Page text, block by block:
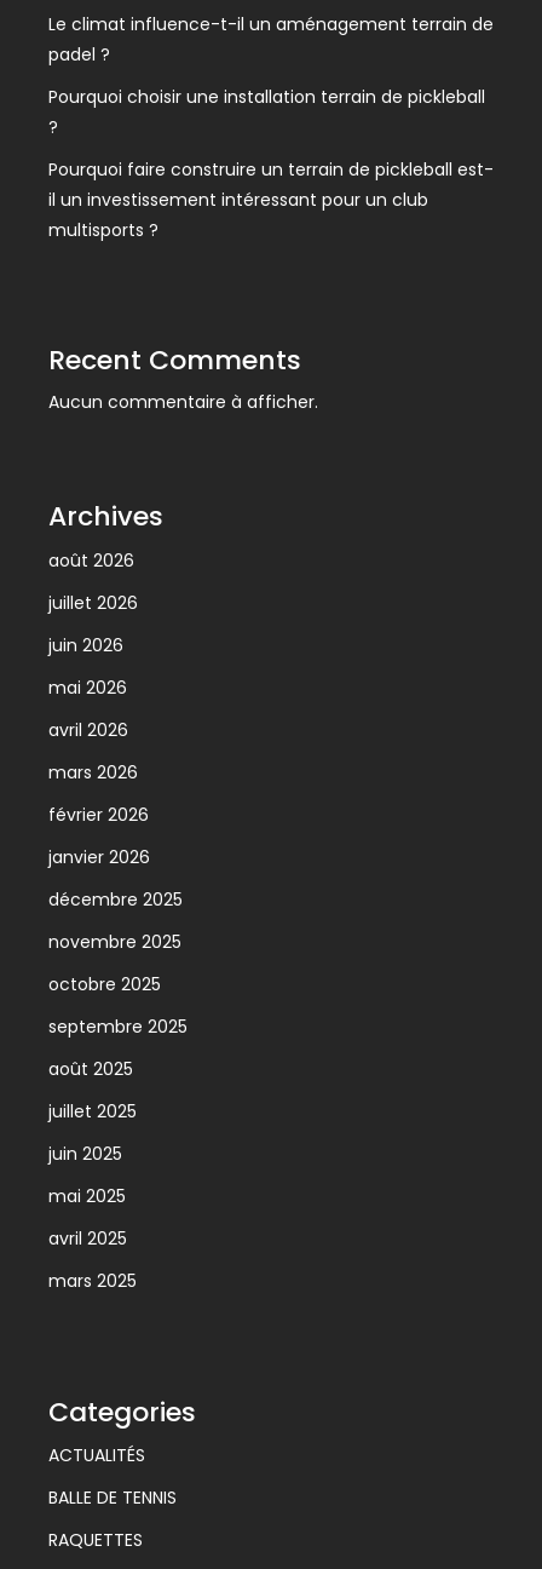
Le climat influence-t-il un aménagement terrain de
padel ?
Pourquoi choisir une installation terrain de pickleball
?
Pourquoi faire construire un terrain de pickleball est-
il un investissement intéressant pour un club
multisports ?
Recent Comments
Aucun commentaire à afficher.
Archives
août 2026
juillet 2026
juin 2026
mai 2026
avril 2026
mars 2026
février 2026
janvier 2026
décembre 2025
novembre 2025
octobre 2025
septembre 2025
août 2025
juillet 2025
juin 2025
mai 2025
avril 2025
mars 2025
Categories
ACTUALITÉS
BALLE DE TENNIS
RAQUETTES